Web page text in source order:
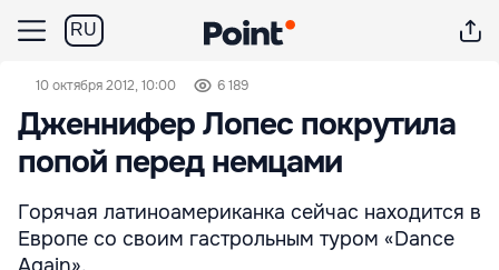
RU
10 октября 2012, 10:00 6 189
Дженнифер Лопес покрутила
попой перед немцами
Горячая латиноамериканка сейчас находится в
Европе со своим гастрольным туром «Dance